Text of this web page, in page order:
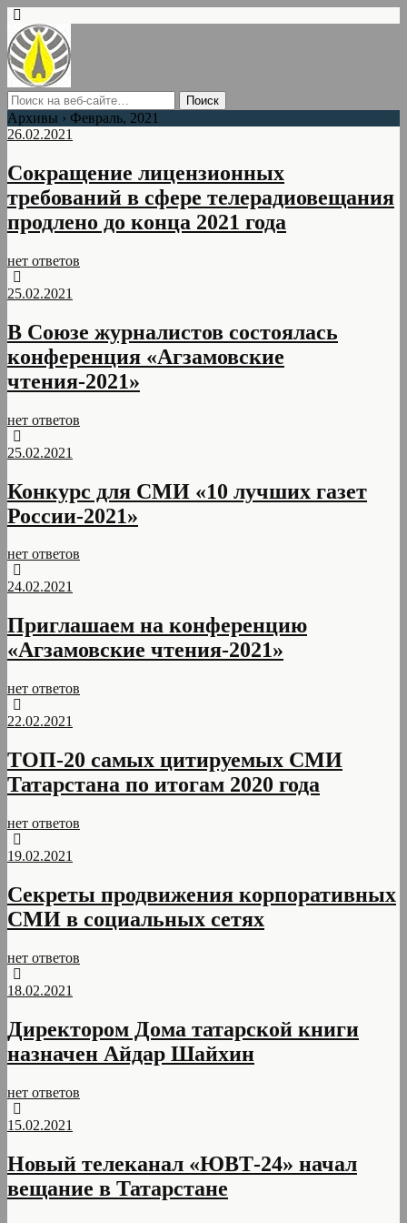
Архивы › Февраль, 2021
26.02.2021
Cокращение лицензионных
требований в сфере телерадиовещания
продлено до конца 2021 года
нет ответов
25.02.2021
В Союзе журналистов состоялась
конференция «Агзамовские
чтения-2021»
нет ответов
25.02.2021
Конкурс для СМИ «10 лучших газет
России-2021»
нет ответов
24.02.2021
Приглашаем на конференцию
«Агзамовские чтения-2021»
нет ответов
22.02.2021
ТОП-20 самых цитируемых СМИ
Татарстана по итогам 2020 года
нет ответов
19.02.2021
Секреты продвижения корпоративных
СМИ в социальных сетях
нет ответов
18.02.2021
Директором Дома татарской книги
назначен Айдар Шайхин
нет ответов
15.02.2021
Новый телеканал «ЮВТ-24» начал
вещание в Татарстане